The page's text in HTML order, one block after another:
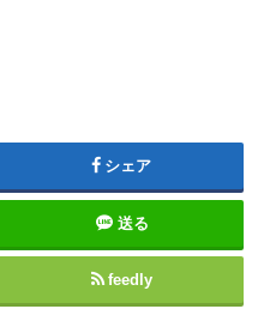
シェア
送る
feedly